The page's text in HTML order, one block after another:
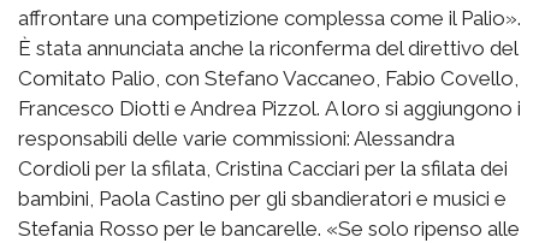
affrontare una competizione complessa come il Palio».
È stata annunciata anche la riconferma del direttivo del
Comitato Palio, con Stefano Vaccaneo, Fabio Covello,
Francesco Diotti e Andrea Pizzol. A loro si aggiungono i
responsabili delle varie commissioni: Alessandra
Cordioli per la sfilata, Cristina Cacciari per la sfilata dei
bambini, Paola Castino per gli sbandieratori e musici e
Stefania Rosso per le bancarelle. «Se solo ripenso alle